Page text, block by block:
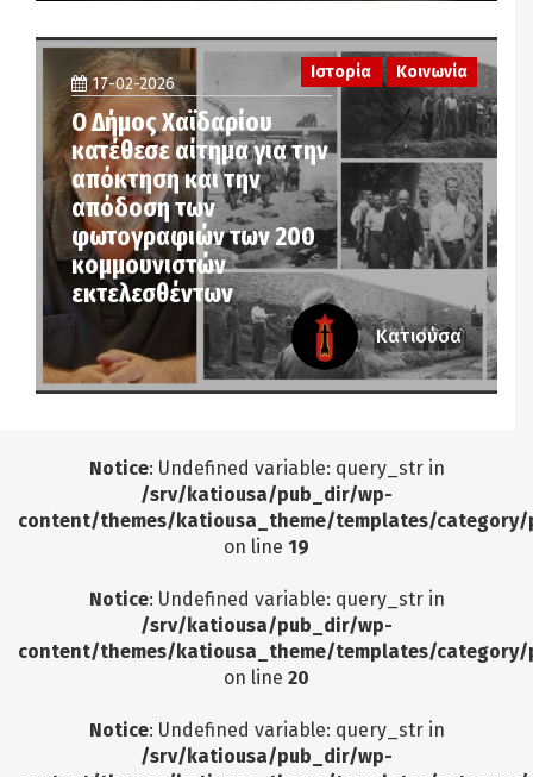
17-02-2026
Ο Δήμος Χαϊδαρίου
κατέθεσε αίτημα για την
απόκτηση και την
απόδοση των
φωτογραφιών των 200
κομμουνιστών
εκτελεσθέντων
Ιστορία Κοινωνία
Κατιούσα
Notice: Undefined variable: query_str in
/srv/katiousa/pub_dir/wp-
content/themes/katiousa_theme/templates/
on line 19
Notice: Undefined variable: query_str in
/srv/katiousa/pub_dir/wp-
content/themes/katiousa_theme/templates/
on line 20
Notice: Undefined variable: query_str in
/srv/katiousa/pub_dir/wp-